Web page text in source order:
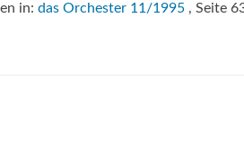
in: das Orchester 11/1995 , Seite